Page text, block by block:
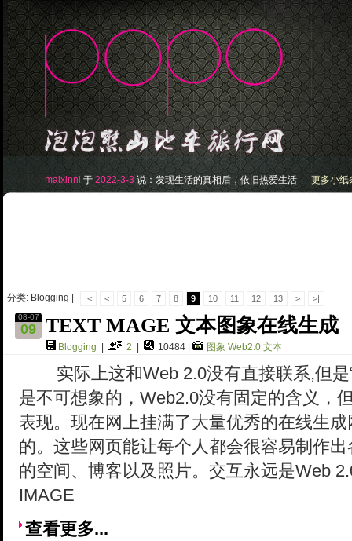
分类: Blogging | |< < 5 6 7 8 9 10 11 12 13 > >|
08-07
09 TEXT MAGE 文本图象在线生成
Blogging 2 10484 | 图象 Web2.0 文本
实际上这和Web 2.0没有直接联系,但是“
是不可想象的，Web2.0没有固定的含义，
表现。现在网上挂满了大量优秀的在线生
的。这些网页能让每个人都会很容易制作
的空间、博客以及照片。交互永远是Web
IMAGE
查看更多...
maixinni 于 2022-3-3说： 发现生活的真相后，依旧热爱生活 更多小纸